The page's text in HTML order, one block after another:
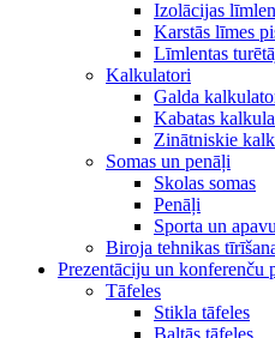
Izolācijas
Karstās līmes
Līmlentas
Kalkulatori
Galda
Kabatas
Zinātniskie
Somas un penāļi
Skolas somas
Penāļi
Sporta un
Biroja tehnikas
Prezentāciju un konferenču
Tāfeles
Stikla tāfeles
Baltās tāfeles